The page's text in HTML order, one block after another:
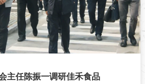
主任陈振一调研佳禾食品